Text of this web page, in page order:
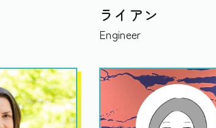
ライアン
Engineer